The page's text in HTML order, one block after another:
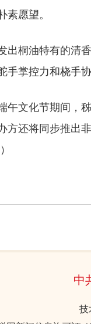
素愿望。
出桐油特有的清
手掌控力和桡手
午文化节期间，
方还将同步推出
中